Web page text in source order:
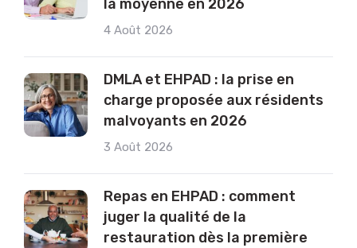
la moyenne en 2026
4 Août 2026
DMLA et EHPAD : la prise en
charge proposée aux résidents
malvoyants en 2026
3 Août 2026
Repas en EHPAD : comment
juger la qualité de la
restauration dès la première